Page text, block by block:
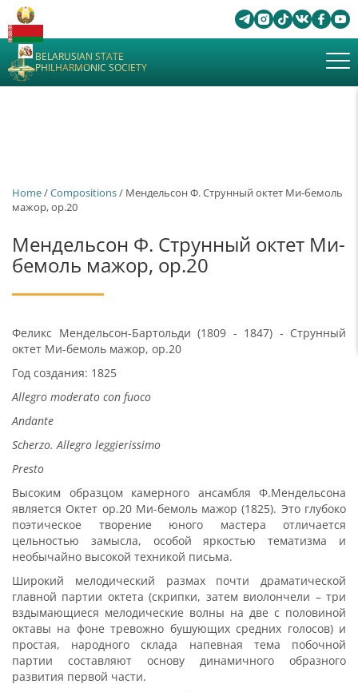
BELARUSIAN STATE
PHILHARMONIC SOCIETY
Home/Сompositions/ Мендельсон Ф. Струнный октет Ми-бемоль
мажор, ор.20
Мендельсон Ф. Струнный октет Ми-
бемоль мажор, ор.20
Феликс Мендельсон-Бартольди (1809 - 1847) - Струнный
октет Ми-бемоль мажор, ор.20
Год создания: 1825
Allegro moderato con fuoco
Andante
Scherzo. Allegro leggierissimo
Presto
Высоким образцом камерного ансамбля Ф.Мендельсона
является Октет ор.20 Ми-бемоль мажор (1825). Это глубоко
поэтическое творение юного мастера отличается
цельностью замысла, особой яркостью тематизма и
необычайно высокой техникой письма.
Широкий мелодический размах почти драматической
главной партии октета (скрипки, затем виолончели – три
вздымающиеся мелодические волны на две с половиной
октавы на фоне тревожно бушующих средних голосов) и
простая, народного склада напевная тема побочной
партии составляют основу динамичного образного
развития первой части.